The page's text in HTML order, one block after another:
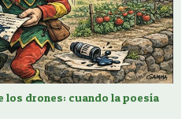
los drones: cuando la poesía